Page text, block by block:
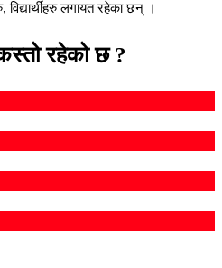
लगायत रहेका छन् ।
रहेको छ ?